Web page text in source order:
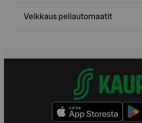
Veikkaus peliautomaatit